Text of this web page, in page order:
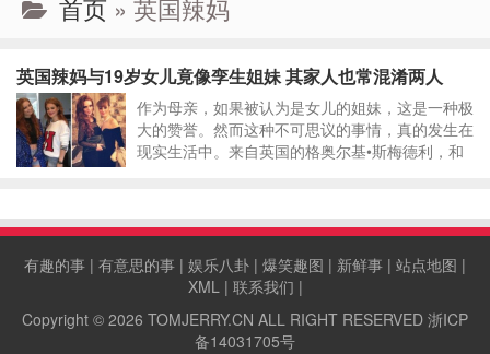
首页 » 英国辣妈
英国辣妈与19岁女儿竟像孪生姐妹 其家人也常混淆两人
作为母亲，如果被认为是女儿的姐妹，这是一种极
大的赞誉。然而这种不可思议的事情，真的发生在
现实生活中。来自英国的格奥尔基•斯梅德利，和
有趣的事 | 有意思的事 | 娱乐八卦 | 爆笑趣图 | 新鲜事 | 站点地图 |
XML| 联系我们 |
Copyright © 2026 TOMJERRY.CN ALL RIGHT RESERVED 浙ICP
备14031705号